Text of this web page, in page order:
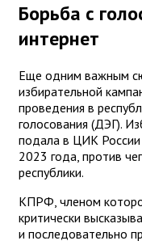
Борьба с
интернет
Еще одним важным
избирательной
проведения в
голосования (ДЭГ).
подала в ЦИК России
2023 года, против
республики.
КПРФ, членом
критически
и последовательно